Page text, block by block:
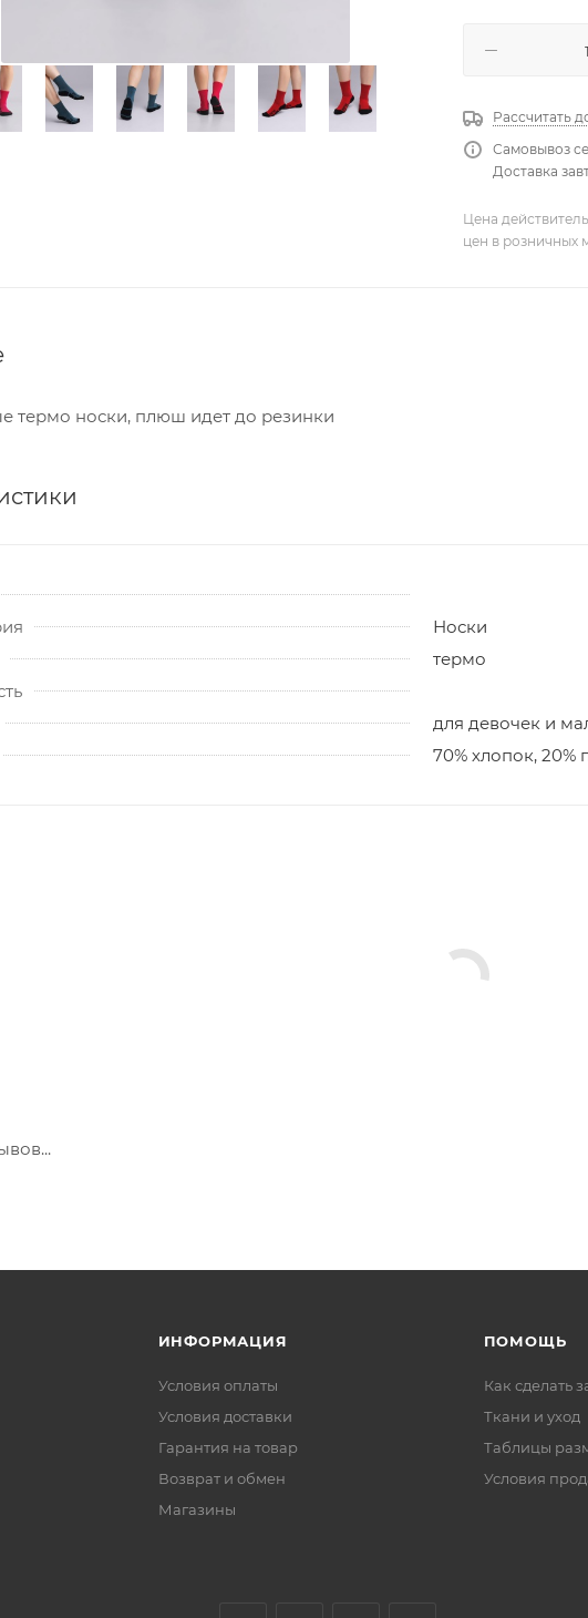
Рассчитать
Самовывоз
Доставка
Цена
цен в розничных
термо носки, плюш идет до резинки
Носки
термо
для девочек и
70% хлопок, 20%
ИНФОРМАЦИЯ
Условия оплаты
Условия доставки
Гарантия на товар
Возврат и обмен
Магазины
ПОМОЩЬ
Как сделать
Ткани и уход
Таблицы
Условия